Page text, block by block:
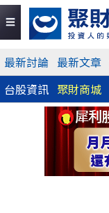
最新討論 最新文章
台股資訊 聚財商城